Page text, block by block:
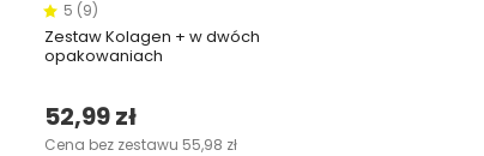
5 (9)
Zestaw Kolagen + w dwóch
opakowaniach
52,99 zł
Cena bez zestawu 55,98 zł